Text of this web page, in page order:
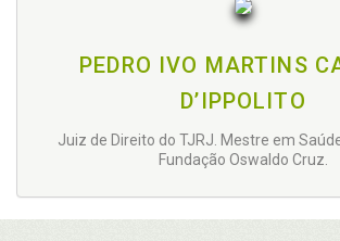
PEDRO IVO MARTINS
D’IPPOLITO
Juiz de Direito do TJRJ. Mestre em
Fundação Oswaldo Cruz.